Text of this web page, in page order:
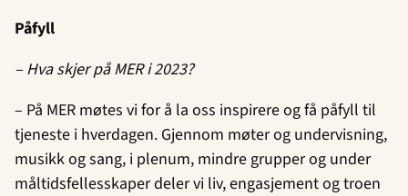
Påfyll
– Hva skjer på MER i 2023?
– På MER møtes vi for å la oss inspirere og få påfyll til
tjeneste i hverdagen. Gjennom møter og undervisning,
musikk og sang, i plenum, mindre grupper og under
måltidsfellesskaper deler vi liv, engasjement og troen